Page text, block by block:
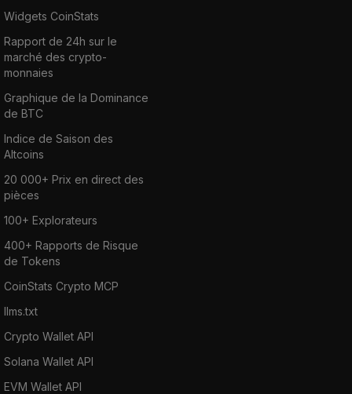
Widgets CoinStats
Rapport de 24h sur le
marché des crypto-
monnaies
Graphique de la Dominance
de BTC
Indice de Saison des
Altcoins
20 000+ Prix en direct des
pièces
100+ Explorateurs
400+ Rapports de Risque
de Tokens
CoinStats Crypto MCP
llms.txt
Crypto Wallet API
Solana Wallet API
EVM Wallet API